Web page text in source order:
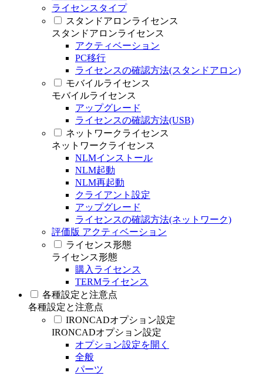
ライセンスタイプ
スタンドアロンライセンス
スタンドアロンライセンス
アクティベーション
PC移行
ライセンスの確認方法(スタンドアロン)
モバイルライセンス
モバイルライセンス
アップグレード
ライセンスの確認方法(USB)
ネットワークライセンス
ネットワークライセンス
NLMインストール
NLM起動
NLM再起動
クライアント設定
アップグレード
ライセンスの確認方法(ネットワーク)
評価版 アクティベーション
ライセンス形態
ライセンス形態
購入ライセンス
TERMライセンス
各種設定と注意点
各種設定と注意点
IRONCADオプション設定
IRONCADオプション設定
オプション設定を開く
全般
パーツ